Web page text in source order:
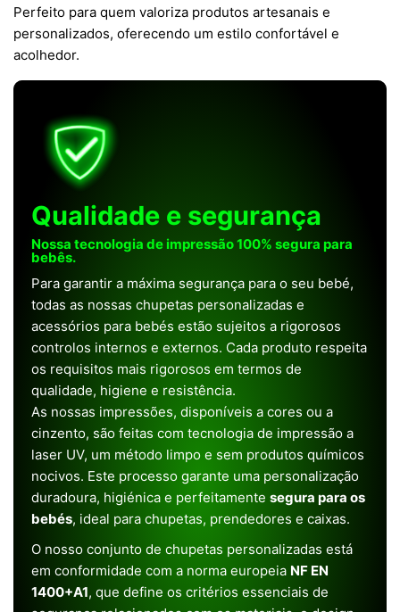
Perfeito para quem valoriza produtos artesanais e
personalizados, oferecendo um estilo confortável e
acolhedor.
Qualidade e segurança
Nossa tecnologia de impressão 100% segura para
bebês.
Para garantir a máxima segurança para o seu bebé,
todas as nossas chupetas personalizadas e
acessórios para bebés estão sujeitos a rigorosos
controlos internos e externos. Cada produto respeita
os requisitos mais rigorosos em termos de
qualidade, higiene e resistência.
As nossas impressões, disponíveis a cores ou a
cinzento, são feitas com tecnologia de impressão a
laser UV, um método limpo e sem produtos químicos
nocivos. Este processo garante uma personalização
duradoura, higiénica e perfeitamente segura para os
bebés, ideal para chupetas, prendedores e caixas.
O nosso conjunto de chupetas personalizadas está
em conformidade com a norma europeia NF EN
1400+A1, que define os critérios essenciais de